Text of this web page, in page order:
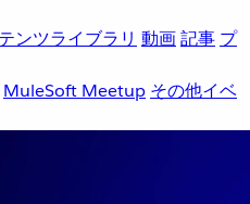
ンツライブラリ 動画記事 プ
MuleSoft Meetup その他イベ